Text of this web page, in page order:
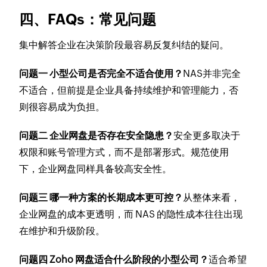
四、FAQs：常见问题
集中解答企业在决策阶段最容易反复纠结的疑问。
问题一 小型公司是否完全不适合使用？ NAS并非完全
不适合，但前提是企业具备持续维护和管理能力，否
则很容易成为负担。
问题二 企业网盘是否存在安全隐患？安全更多取决于
权限和账号管理方式，而不是部署形式。规范使用
下，企业网盘同样具备较高安全性。
问题三 哪一种方案的长期成本更可控？ 从整体来看，
企业网盘的成本更透明，而 NAS 的隐性成本往往出现
在维护和升级阶段。
问题四 Zoho 网盘适合什么阶段的小型公司？适合希望